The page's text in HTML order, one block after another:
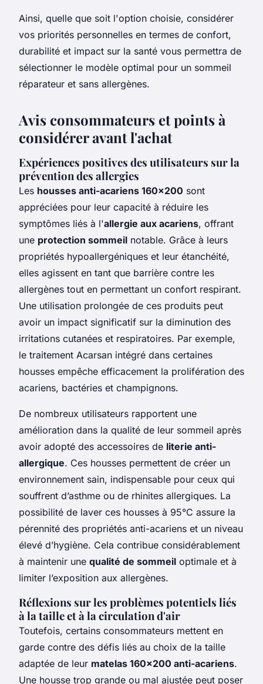
Ainsi, quelle que soit l'option choisie, considérer
vos priorités personnelles en termes de confort,
durabilité et impact sur la santé vous permettra de
sélectionner le modèle optimal pour un sommeil
réparateur et sans allergènes.
Avis consommateurs et points à
considérer avant l'achat
Expériences positives des utilisateurs sur la
prévention des allergies
Les housses anti-acariens 160x200 sont
appréciées pour leur capacité à réduire les
symptômes liés à l'allergie aux acariens, offrant
une protection sommeil notable. Grâce à leurs
propriétés hypoallergéniques et leur étanchéité,
elles agissent en tant que barrière contre les
allergènes tout en permettant un confort respirant.
Une utilisation prolongée de ces produits peut
avoir un impact significatif sur la diminution des
irritations cutanées et respiratoires. Par exemple,
le traitement Acarsan intégré dans certaines
housses empêche efficacement la prolifération des
acariens, bactéries et champignons.
De nombreux utilisateurs rapportent une
amélioration dans la qualité de leur sommeil après
avoir adopté des accessoires de literie anti-
allergique. Ces housses permettent de créer un
environnement sain, indispensable pour ceux qui
souffrent d’asthme ou de rhinites allergiques. La
possibilité de laver ces housses à 95°C assure la
pérennité des propriétés anti-acariens et un niveau
élevé d’hygiène. Cela contribue considérablement
à maintenir une qualité de sommeil optimale et à
limiter l’exposition aux allergènes.
Réflexions sur les problèmes potentiels liés
à la taille et à la circulation d'air
Toutefois, certains consommateurs mettent en
garde contre des défis liés au choix de la taille
adaptée de leur matelas 160x200 anti-acariens.
Une housse trop grande ou mal ajustée peut poser